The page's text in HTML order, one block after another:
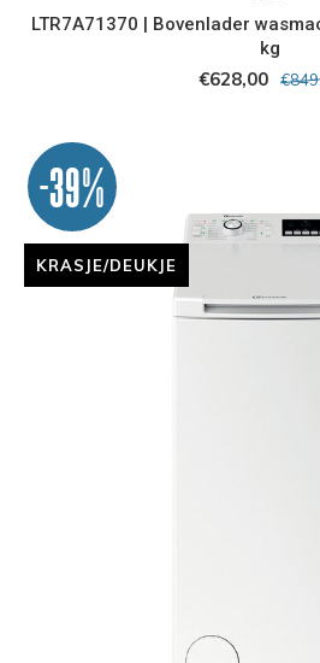
LTR7A71370 | Bovenlader
kg
€628,00
-39%
KRASJE/DEUKJE